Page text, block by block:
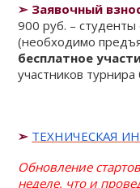
➢ Заявочный
900 руб. –
(необходимо
бесплатное
участников
➢ ТЕХНИЧЕСКАЯ
Обновление
неделе, что и